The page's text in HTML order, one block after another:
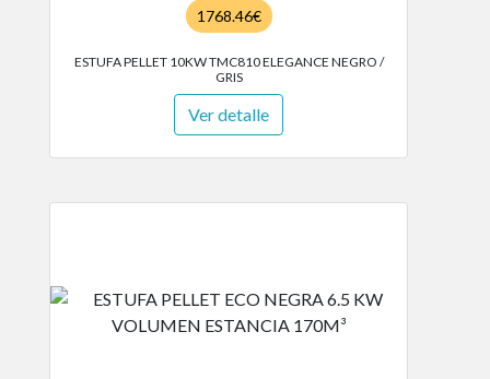
1768.46€
ESTUFA PELLET 10KW TMC810 ELEGANCE NEGRO /
GRIS
Ver detalle